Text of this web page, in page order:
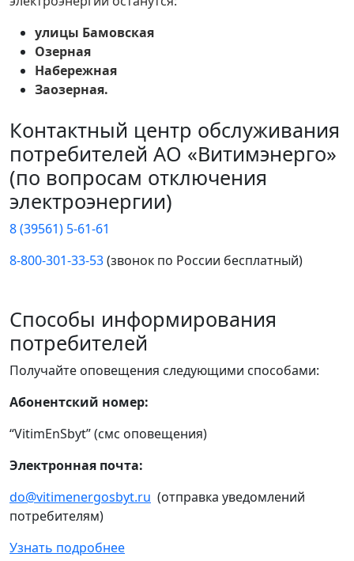
улицы Бамовская
Озерная
Набережная
Заозерная.
Контактный центр обслуживания
потребителей АО «Витимэнерго»
(по вопросам отключения
электроэнергии)
8 (39561) 5-61-61
8-800-301-33-53(звонок по России бесплатный)
Способы информирования
потребителей
Получайте оповещения следующими способами:
Абонентский номер:
“VitimEnSbyt” (смс оповещения)
Электронная почта:
do@vitimenergosbyt.ru (отправка уведомлений
потребителям)
Узнать подробнее